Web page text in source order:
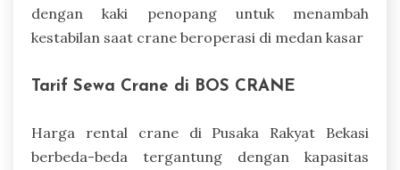
dengan kaki penopang untuk menambah
kestabilan saat crane beroperasi di medan kasar
Tarif Sewa Crane di BOS CRANE
Harga rental crane di Pusaka Rakyat Bekasi
berbeda-beda tergantung dengan kapasitas